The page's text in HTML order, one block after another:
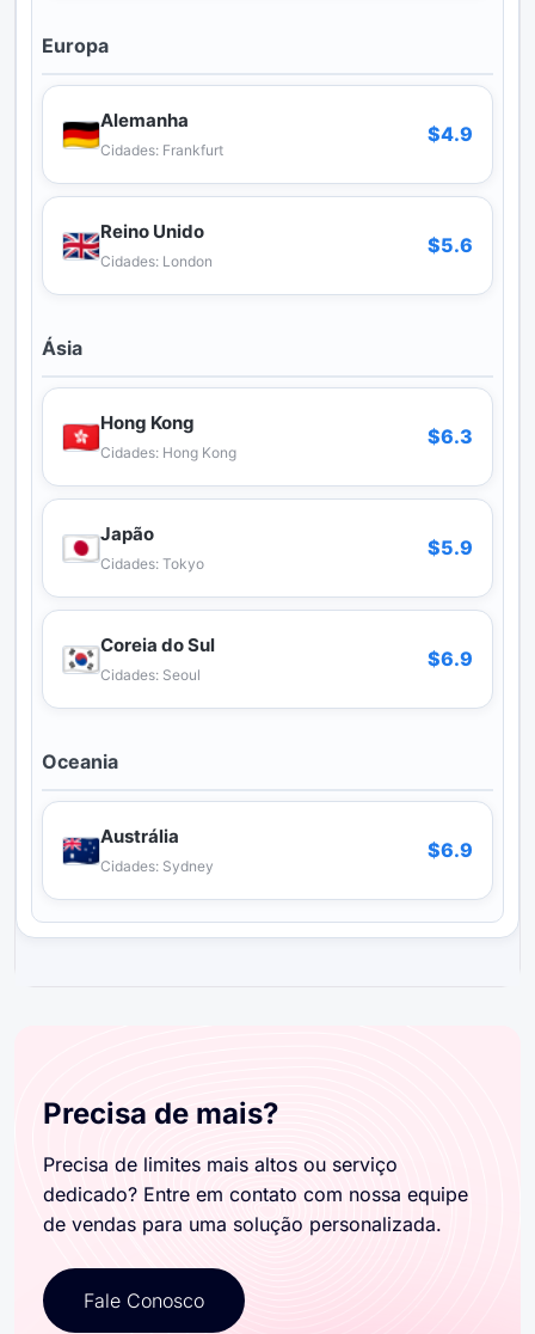
Precisa de mais?
Precisa de limites mais altos ou serviço
dedicado? Entre em contato com nossa equipe
de vendas para uma solução personalizada.
Fale Conosco